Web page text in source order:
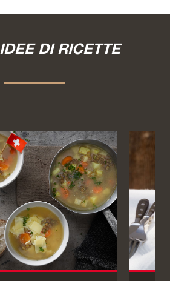
DI RICETTE